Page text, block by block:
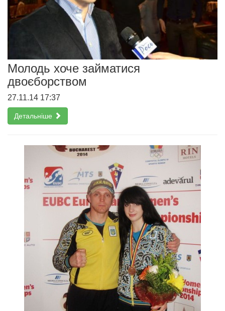
Молодь хоче займатися
двоєборством
27.11.14 17:37
Детальніше